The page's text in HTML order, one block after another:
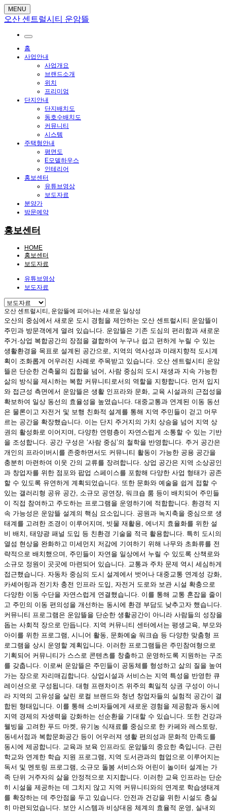
MENU
오산 센트럴시티 운암뜰
홈
사업안내
사업개요
브랜드소개
위치
프리미엄
단지안내
단지배치도
동호수배치도
커뮤니티
시스템
주택형안내
평면도
E모델하우스
인테리어
홍보센터
유튜브영상
보도자료
분양가
방문예약
홍보센터
HOME
홍보센터
보도자료
유튜브영상
보도자료
오산 센트럴시티, 운암뜰에 피어나는 새로운 일상성
오산의 중심에서 새로운 도시 경험을 제안하는 오산 센트럴시티 운암뜰이
주민과 방문객에게 열려 있습니다. 운암뜰은 기존 도심의 편리함과 새로운
주거·상업 복합공간의 장점을 결합하여 누구나 쉽고 편하게 누릴 수 있는
생활환경을 목표로 설계된 공간으로, 지역의 역사성과 미래지향적 도시계
획이 조화롭게 어우러진 사례로 주목받고 있습니다. 오산 센트럴시티 운암
뜰은 단순한 건축물의 집합을 넘어, 사람 중심의 도시 재생과 지속 가능한
삶의 방식을 제시하는 복합 커뮤니티로서의 역할을 지향합니다. 먼저 입지
와 접근성 측면에서 운암뜰은 생활 인프라와 문화, 교육 시설과의 근접성을
확보하여 일상 동선의 효율성을 높였습니다. 대중교통과 연계된 이동 동선
은 물론이고 자전거 및 보행 친화적 설계를 통해 지역 주민들이 걷고 머무
르는 공간을 확장했습니다. 이는 단지 주거지의 가치 상승을 넘어 지역 상
권의 활성화로 이어지며, 다양한 연령층이 자연스럽게 소통할 수 있는 기반
을 조성합니다. 공간 구성은 ‘사람 중심’의 철학을 반영합니다. 주거 공간은
개인의 프라이버시를 존중하면서도 커뮤니티 활동이 가능한 공용 공간을
충분히 마련하여 이웃 간의 교류를 장려합니다. 상업 공간은 지역 소상공인
과 창업자를 위한 점포와 팝업 스페이스를 포함해 다양한 사업 형태가 공존
할 수 있도록 유연하게 계획되었습니다. 또한 문화와 예술을 쉽게 접할 수
있는 갤러리형 공유 공간, 소규모 공연장, 워크숍 룸 등이 배치되어 주민들
이 직접 참여하고 주도하는 프로그램을 운영하기에 적합합니다. 환경적 지
속 가능성은 운암뜰 설계의 핵심 요소입니다. 공원과 녹지축을 중심으로 생
태계를 고려한 조경이 이루어지며, 빗물 재활용, 에너지 효율화를 위한 설
비 배치, 태양광 패널 도입 등 친환경 기술을 적극 활용합니다. 특히 도시의
열섬 현상을 완화하고 미세먼지 저감에 기여하기 위해 나무와 초화류를 전
략적으로 배치했으며, 주민들이 자연을 일상에서 누릴 수 있도록 산책로와
소규모 정원이 곳곳에 마련되어 있습니다. 교통과 주차 문제 역시 세심하게
접근했습니다. 자동차 중심의 도시 설계에서 벗어나 대중교통 연계성 강화,
카셰어링과 전기차 충전 인프라 도입, 자전거 도로와 보관 시설 확충으로
다양한 이동 수단을 자연스럽게 연결했습니다. 이를 통해 교통 혼잡을 줄이
고 주민의 이동 편의성을 개선하는 동시에 환경 부담도 낮추고자 했습니다.
커뮤니티 프로그램은 운암뜰을 단순한 생활공간이 아니라 사람들의 성장을
돕는 사회적 장으로 만듭니다. 지역 커뮤니티 센터에서는 평생교육, 부모와
아이를 위한 프로그램, 시니어 활동, 문화예술 워크숍 등 다양한 맞춤형 프
로그램을 상시 운영할 계획입니다. 이러한 프로그램들은 주민참여형으로
기획되어 커뮤니티가 스스로 콘텐츠를 창출하고 운영하도록 지원하는 구조
를 갖춥니다. 이로써 운암뜰은 주민들이 공동체를 형성하고 삶의 질을 높여
가는 장으로 자리매김합니다. 상업시설과 서비스는 지역 특성을 반영한 큐
레이션으로 구성됩니다. 대형 프랜차이즈 위주의 획일적 상권 구성이 아니
라 지역의 고유성을 살린 로컬 브랜드와 청년 창업자들의 실험적 공간이 결
합된 형태입니다. 이를 통해 소비자들에게 새로운 경험을 제공함과 동시에
지역 경제의 자생력을 강화하는 선순환을 기대할 수 있습니다. 또한 건강과
웰빙을 고려한 푸드 마켓, 유기농 식재료를 중심으로 한 카페와 레스토랑,
동네서점과 복합문화공간 등이 어우러져 생활 편의성과 문화적 만족도를
동시에 제공합니다. 교육과 보육 인프라도 운암뜰의 중요한 축입니다. 근린
학교와 연계한 학습 지원 프로그램, 지역 도서관과의 협업으로 이루어지는
독서 및 멘토링 프로그램, 소규모 돌봄 서비스와 어린이 놀이터 설계는 가
족 단위 거주자의 삶을 안정적으로 지지합니다. 이러한 교육 인프라는 단순
히 시설을 제공하는 데 그치지 않고 지역 커뮤니티와의 연계로 학습생태계
를 확장하는 데 주안점을 두고 있습니다. 안전과 건강을 위한 시설도 충실
히 마련되었습니다. 보안 시스템과 비상대응 체계의 효율적 운영, 실내외